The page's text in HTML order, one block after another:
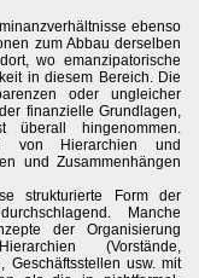
ebenso
zum Abbau derselben
wo emanzipatorische
in diesem Bereich. Die
oder ungleicher
finanzielle Grundlagen,
hingenommen.
von Hierarchien und
und Zusammenhängen
strukturierte Form der
Manche
der Organisierung
(Vorstände,
Geschäftsstellen usw. mit